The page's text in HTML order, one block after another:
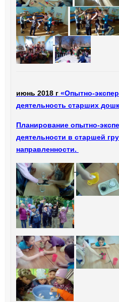
июнь 2018 г«Опытно-
деятельность старших
Планирование опытно-
деятельности в старшей
направленности.